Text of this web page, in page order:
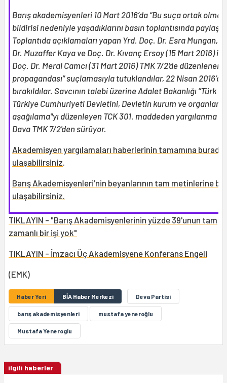
Barış akademisyenleri 10 Mart 2016’da “Bu suça ortak
bildirisi nedeniyle yaşadıklarını basın toplantısında
Toplantıda açıklamaları yapan Yrd. Doç. Dr. Esra Mungan,
Dr. Muzaffer Kaya ve Doç. Dr. Kıvanç Ersoy (15 Mart 2016)
Doç. Dr. Meral Camcı (31 Mart 2016) TMK 7/2'de düzenlenen
propagandası” suçlamasıyla tutuklandılar, 22 Nisan
bırakıldılar. Savcının talebi üzerine Adalet Bakanlığı “Türk
Türkiye Cumhuriyeti Devletini, Devletin kurum ve organlarını
aşağılama"yı düzenleyen TCK 301. maddeden yargılanma
Dava TMK 7/2'den sürüyor.
Akademisyen yargılamaları haberlerinin tamamına
ulaşabilirsiniz.
Barış Akademisyenleri’nin beyanlarının tam metinlerine
ulaşabilirsiniz.
TIKLAYIN - "Barış Akademisyenlerinin yüzde 39'unun tam
zamanlı bir işi yok"
TIKLAYIN - İmzacı Üç Akademisyene Konferans Engeli
(EMK)
Haber Yeri BİA Haber Merkezi Deva Partisi
barış akademisyenleri mustafa yeneroğlu
Mustafa Yeneroglu
ilgili haberler